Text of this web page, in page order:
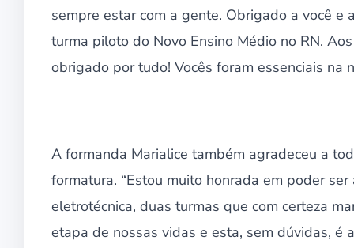
sempre estar com a gente. Obrigado a você e
turma piloto do Novo Ensino Médio no RN.
obrigado por tudo! Vocês foram essenciais na
A formanda Marialice também agradeceu a
formatura. “Estou muito honrada em poder
eletrotécnica, duas turmas que com certeza
etapa de nossas vidas e esta, sem dúvidas, é